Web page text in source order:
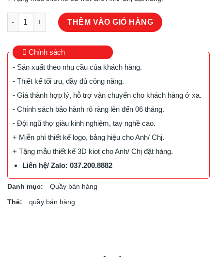
Quầy Bán Hàng – Mẫu 07 số lượng
THÊM VÀO GIỎ HÀNG
Chính sách
- Sản xuất theo nhu cầu của khách hàng.
- Thiết kế tối ưu, đầy đủ công năng.
- Giá thành hợp lý, hỗ trợ vận chuyển cho khách hàng ở xa.
- Chính sách bảo hành rõ ràng lên đến 06 tháng.
- Đội ngũ thợ giàu kinh nghiệm, tay nghề cao.
+ Miễn phí thiết kế logo, bảng hiệu cho Anh/ Chị.
+ Tặng mẫu thiết kế 3D kiot cho Anh/ Chị đặt hàng.
Liên hệ/ Zalo: 037.200.8882
Danh mục:
Quầy bán hàng
Thẻ:
quầy bán hàng